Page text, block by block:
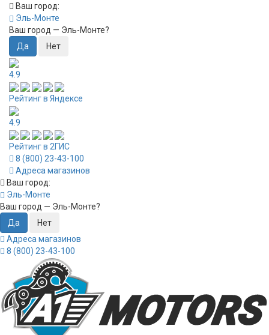
Ваш город:
Эль-Монте
Ваш город — Эль-Монте?
4.9
Рейтинг в Яндексе
4.9
Рейтинг в 2ГИС
8 (800) 23-43-100
Адреса магазинов
Ваш город:
Эль-Монте
Ваш город — Эль-Монте?
Адреса магазинов
8 (800) 23-43-100